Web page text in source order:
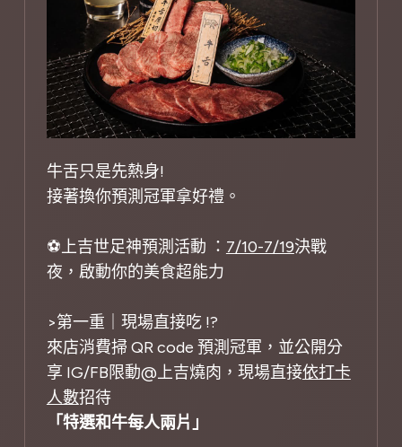
牛舌只是先熱身!
接著換你預測冠軍拿好禮。
⚽上吉世足神預測活動 ： 7/10-7/19決戰
夜，啟動你的美食超能力
>第一重｜現場直接吃 !?
來店消費掃 QR code 預測冠軍，並公開分
享 IG/FB限動@上吉燒肉，現場直接依打卡
人數招待
「特選和牛每人兩片」